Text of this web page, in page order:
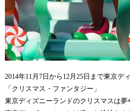
2014年11月7日から12月25日まで東京デ
「クリスマス・ファンタジー」
東京ディズニーランドのクリスマスは